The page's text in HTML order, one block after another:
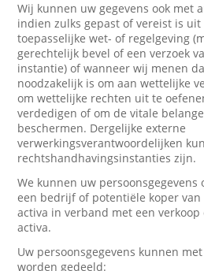
Wij kunnen uw gegevens ook met
indien zulks gepast of vereist is uit
toepasselijke wet- of regelgeving
gerechtelijk bevel of een verzoek
instantie) of wanneer wij menen
noodzakelijk is om aan wettelijke
om wettelijke rechten uit te
verdedigen of om de vitale
beschermen. Dergelijke externe
verwerkingsverantwoordelijken
rechtshandhavingsinstanties zijn.
We kunnen uw persoonsgegevens
een bedrijf of potentiële koper
activa in verband met een
activa.
Uw persoonsgegevens kunnen
worden gedeeld: